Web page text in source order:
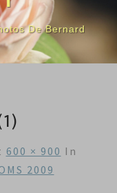
De Bernard
600 × 900 In
2009